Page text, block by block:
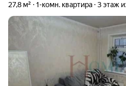
27,8 м² 1-комн. квартира 3 этаж